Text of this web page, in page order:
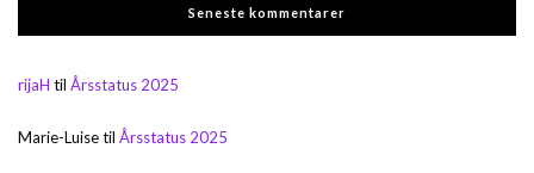
Seneste kommentarer
rijaH til Årsstatus 2025
Marie-Luisetil Årsstatus 2025